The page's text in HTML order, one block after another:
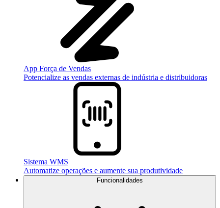
App Força de Vendas
Potencialize as vendas externas de indústria e distribuidoras
Sistema WMS
Automatize operações e aumente sua produtividade
Funcionalidades